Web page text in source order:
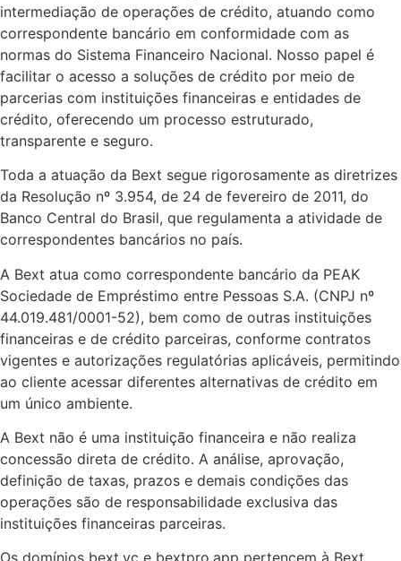
intermediação de operações de crédito, atuando como
correspondente bancário em conformidade com as
normas do Sistema Financeiro Nacional. Nosso papel é
facilitar o acesso a soluções de crédito por meio de
parcerias com instituições financeiras e entidades de
crédito, oferecendo um processo estruturado,
transparente e seguro.
Toda a atuação da Bext segue rigorosamente as diretrizes
da Resolução nº 3.954, de 24 de fevereiro de 2011, do
Banco Central do Brasil, que regulamenta a atividade de
correspondentes bancários no país.
A Bext atua como correspondente bancário da PEAK
Sociedade de Empréstimo entre Pessoas S.A. (CNPJ nº
44.019.481/0001-52), bem como de outras instituições
financeiras e de crédito parceiras, conforme contratos
vigentes e autorizações regulatórias aplicáveis, permitindo
ao cliente acessar diferentes alternativas de crédito em
um único ambiente.
A Bext não é uma instituição financeira e não realiza
concessão direta de crédito. A análise, aprovação,
definição de taxas, prazos e demais condições das
operações são de responsabilidade exclusiva das
instituições financeiras parceiras.